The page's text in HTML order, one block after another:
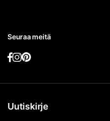
Seuraa meitä
Uutiskirje